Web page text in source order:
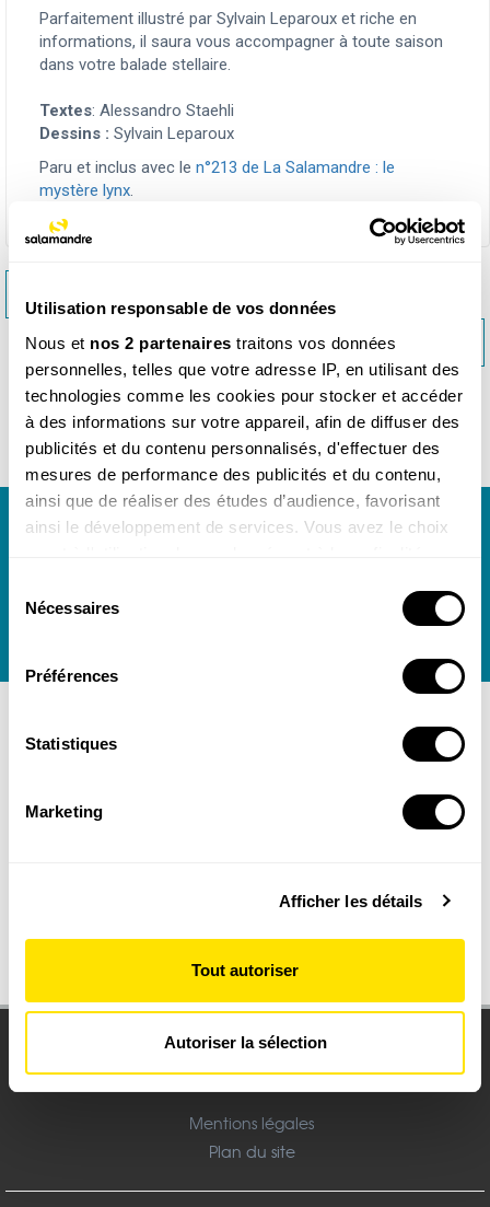
Utilisation responsable de vos données
Nous et nos 2 partenaires traitons vos données
personnelles, telles que votre adresse IP, en utilisant des
technologies comme les cookies pour stocker et accéder
à des informations sur votre appareil, afin de diffuser des
publicités et du contenu personnalisés, d'effectuer des
mesures de performance des publicités et du contenu,
ainsi que de réaliser des études d’audience, favorisant
ainsi le développement de services. Vous avez le choix
tout moment en consultant la Déclaration relative aux
cookies ou en cliquant sur l'icône de confidentialité.
Si vous le permettez, nous aimerions également :
géographique qui peuvent être précises à plusieurs
Identifier votre appareil en l'analysant activement
pour en relever les caractéristiques spécifiques
personnelles et définir vos préférences, reportez-vous à
déclaration sur les cookies.
Les cookies nous permettent de personnaliser le contenu
notre site avec nos partenaires de médias sociaux, de
avec d'autres informations que vous leur avez fournies
Nécessaires
Préférences
Statistiques
Marketing
Afficher les détails
Tout autoriser
Autoriser la sélection
Parfaitement illustré par Sylvain Leparoux et riche en
informations, il saura vous accompagner à toute saison
dans votre balade stellaire.
Textes: Alessandro Staehli
Dessins : Sylvain Leparoux
Paru et inclus avec le n°213 de La Salamandre : le
mystère lynx.
<< MINIGUIDE 60 : FEUILLUS DE PLAINE
MINIGUIDE 58 : FLORE DES MILIEUX SALÉS >>
Newsletter
Frais de port offerts vers la
France métropolitaine
dès 60 € d'achat
Changer de magazine Lu-Ve : 9h-13h et 14h-18h
Mentions légales
Plan du site